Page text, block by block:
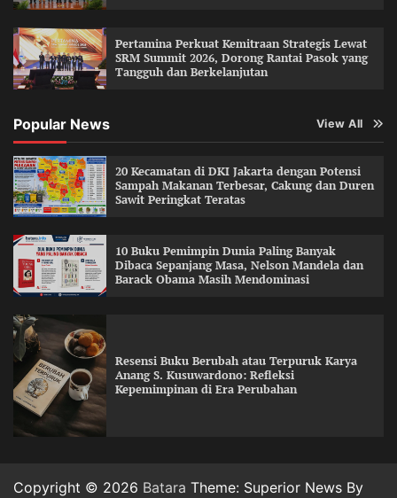
Pertamina Perkuat Kemitraan Strategis Lewat
SRM Summit 2026, Dorong Rantai Pasok yang
Tangguh dan Berkelanjutan
Popular News View All
20 Kecamatan di DKI Jakarta dengan Potensi
Sampah Makanan Terbesar, Cakung dan Duren
Sawit Peringkat Teratas
10 Buku Pemimpin Dunia Paling Banyak
Dibaca Sepanjang Masa, Nelson Mandela dan
Barack Obama Masih Mendominasi
Resensi Buku Berubah atau Terpuruk Karya
Anang S. Kusuwardono: Refleksi
Kepemimpinan di Era Perubahan
Copyright © 2026 Batara Theme: Superior News By